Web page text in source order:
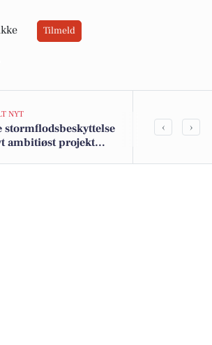
Tilmeld
NYT
ambitiøst projekt
Top 6 over
‹ ›